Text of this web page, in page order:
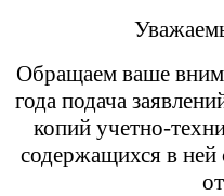
Обращаем ваше
года подача
копий учетно-
содержащихся в ней